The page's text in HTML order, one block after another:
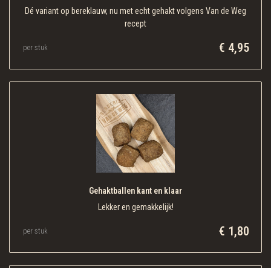
Dé variant op bereklauw, nu met echt gehakt volgens Van de Weg
recept
€ 4,95
per stuk
Gehaktballen kant en klaar
Lekker en gemakkelijk!
€ 1,80
per stuk